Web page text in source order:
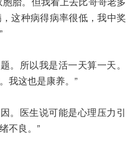
这种病得病率很低，我中奖
所以我是活一天算一天。
我这也是康养。”
。医生说可能是心理压力引
不良。”